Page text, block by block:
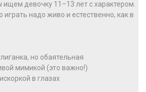
ищем девочку 11–13 лет с характером.
надо живо и естественно, как в
но обаятельная
мимикой (это важно!)
в глазах